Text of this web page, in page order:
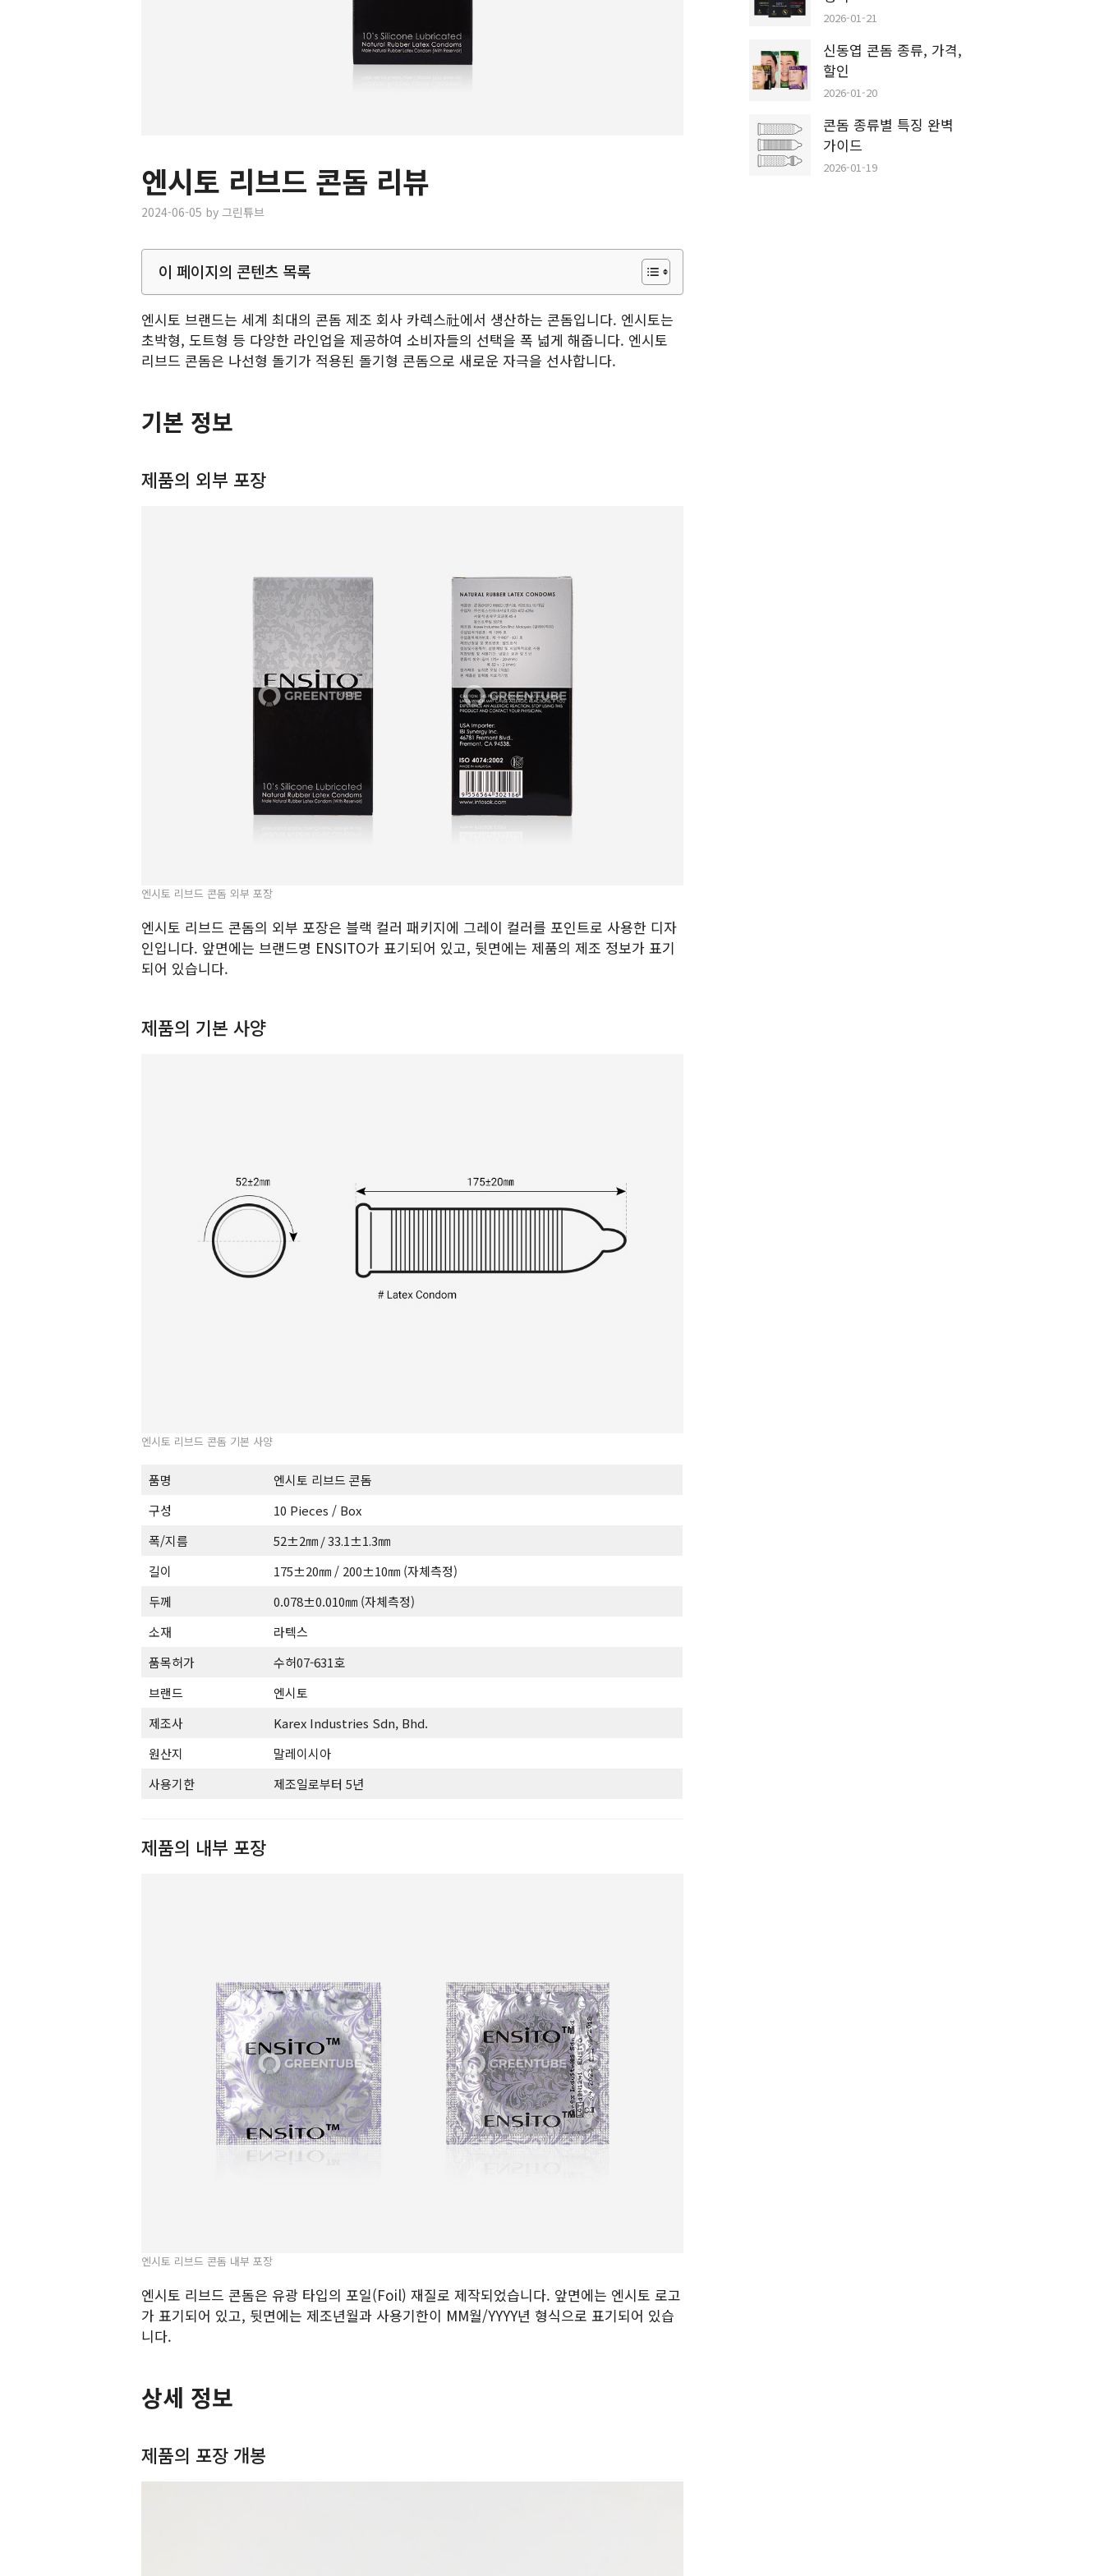
엔시토 리브드 콘돔 리뷰
2024-06-05 by 그린튜브
이 페이지의 콘텐츠 목록
엔시토 브랜드는 세계 최대의 콘돔 제조 회사 카렉스社에서 생산하는 콘돔입니다. 엔시토는
초박형, 도트형 등 다양한 라인업을 제공하여 소비자들의 선택을 폭 넓게 해줍니다. 엔시토
리브드 콘돔은 나선형 돌기가 적용된 돌기형 콘돔으로 새로운 자극을 선사합니다.
기본 정보
제품의 외부 포장
엔시토 리브드 콘돔 외부 포장
엔시토 리브드 콘돔의 외부 포장은 블랙 컬러 패키지에 그레이 컬러를 포인트로 사용한 디자
인입니다. 앞면에는 브랜드명 ENSITO가 표기되어 있고, 뒷면에는 제품의 제조 정보가 표기
되어 있습니다.
제품의 기본 사양
엔시토 리브드 콘돔 기본 사양
품명
엔시토 리브드 콘돔
구성
10 Pieces / Box
폭/지름
52±2㎜ / 33.1±1.3㎜
길이
175±20㎜ / 200±10㎜ (자체측정)
두께
0.078±0.010㎜ (자체측정)
소재
라텍스
품목허가
수허07-631호
브랜드
엔시토
제조사
Karex Industries Sdn, Bhd.
원산지
말레이시아
사용기한
제조일로부터 5년
제품의 내부 포장
엔시토 리브드 콘돔 내부 포장
엔시토 리브드 콘돔은 유광 타입의 포일(Foil) 재질로 제작되었습니다. 앞면에는 엔시토 로고
가 표기되어 있고, 뒷면에는 제조년월과 사용기한이 MM월/YYYY년 형식으로 표기되어 있습
니다.
상세 정보
제품의 포장 개봉
2026-01-21
신동엽 콘돔 종류, 가격,
할인
2026-01-20
콘돔 종류별 특징 완벽
가이드
2026-01-19